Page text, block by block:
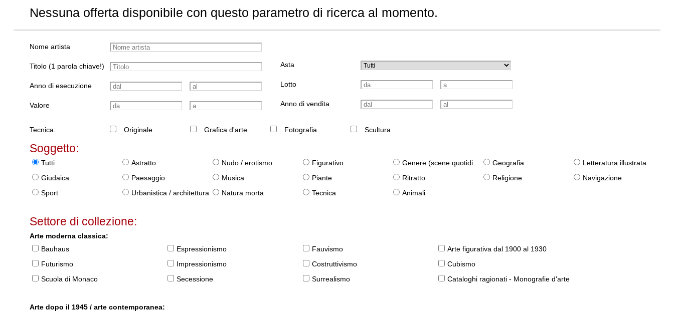
Nessuna offerta disponibile con questo parametro di ricerca al momento.
Nome artista
Titolo (1 parola chiave!)
Anno di esecuzione
Valore
Asta
Lotto
Anno di vendita
Tecnica: Originale Grafica d'arte Fotografia Scultura
Soggetto:
Tutti Astratto Nudo / erotismo Figurativo Genere (scene quotidiane) Geografia
Letteratura illustrata
Giudaica
Paesaggio Musica Piante Ritratto Religione
Navigazione
Sport
Urbanistica / architettura Natura morta Tecnica Animali
Settore di collezione:
Arte moderna classica:
Bauhaus
Espressionismo Fauvismo
Arte figurativa dal 1900 al 1930
Futurismo
Impressionismo Costruttivismo
Cubismo
Scuola di Monaco
Secessione Surrealismo Cataloghi ragionati - Monografie d'arte
Arte dopo il 1945 / arte contemporanea: